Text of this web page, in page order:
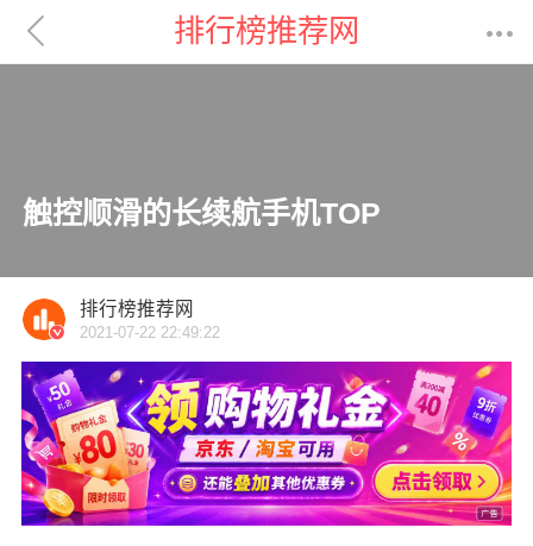
 排行榜推荐网 
触控顺滑的长续航手机TOP

排行榜推荐网
2021-07-22 22:49:22